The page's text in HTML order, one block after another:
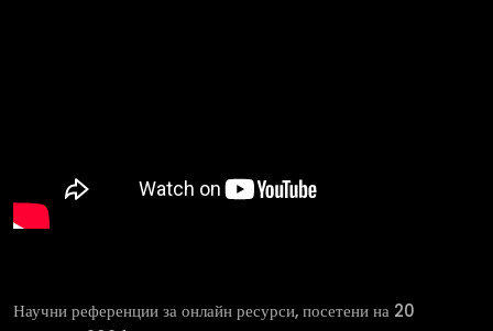
Научни референции за онлайн ресурси, посетени на 20